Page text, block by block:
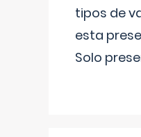
tipos de
esta
Solo